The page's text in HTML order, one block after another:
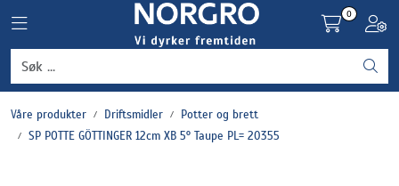
Toggle navigation
0
Våre produkter Driftsmidler
Potter og brett
SP POTTE GÖTTINGER 12cm XB 5° Taupe PL= 20355
Grønnsaker
Settepotet og setteløk